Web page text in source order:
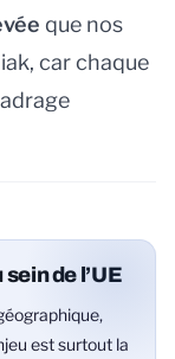
que nos
car chaque
de l’UE
est surtout la